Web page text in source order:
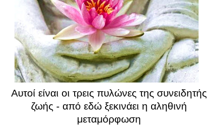
Αυτοί είναι οι τρεις πυλώνες της συνειδητής
ζωής - από εδώ ξεκινάει η αληθινή
μεταμόρφωση